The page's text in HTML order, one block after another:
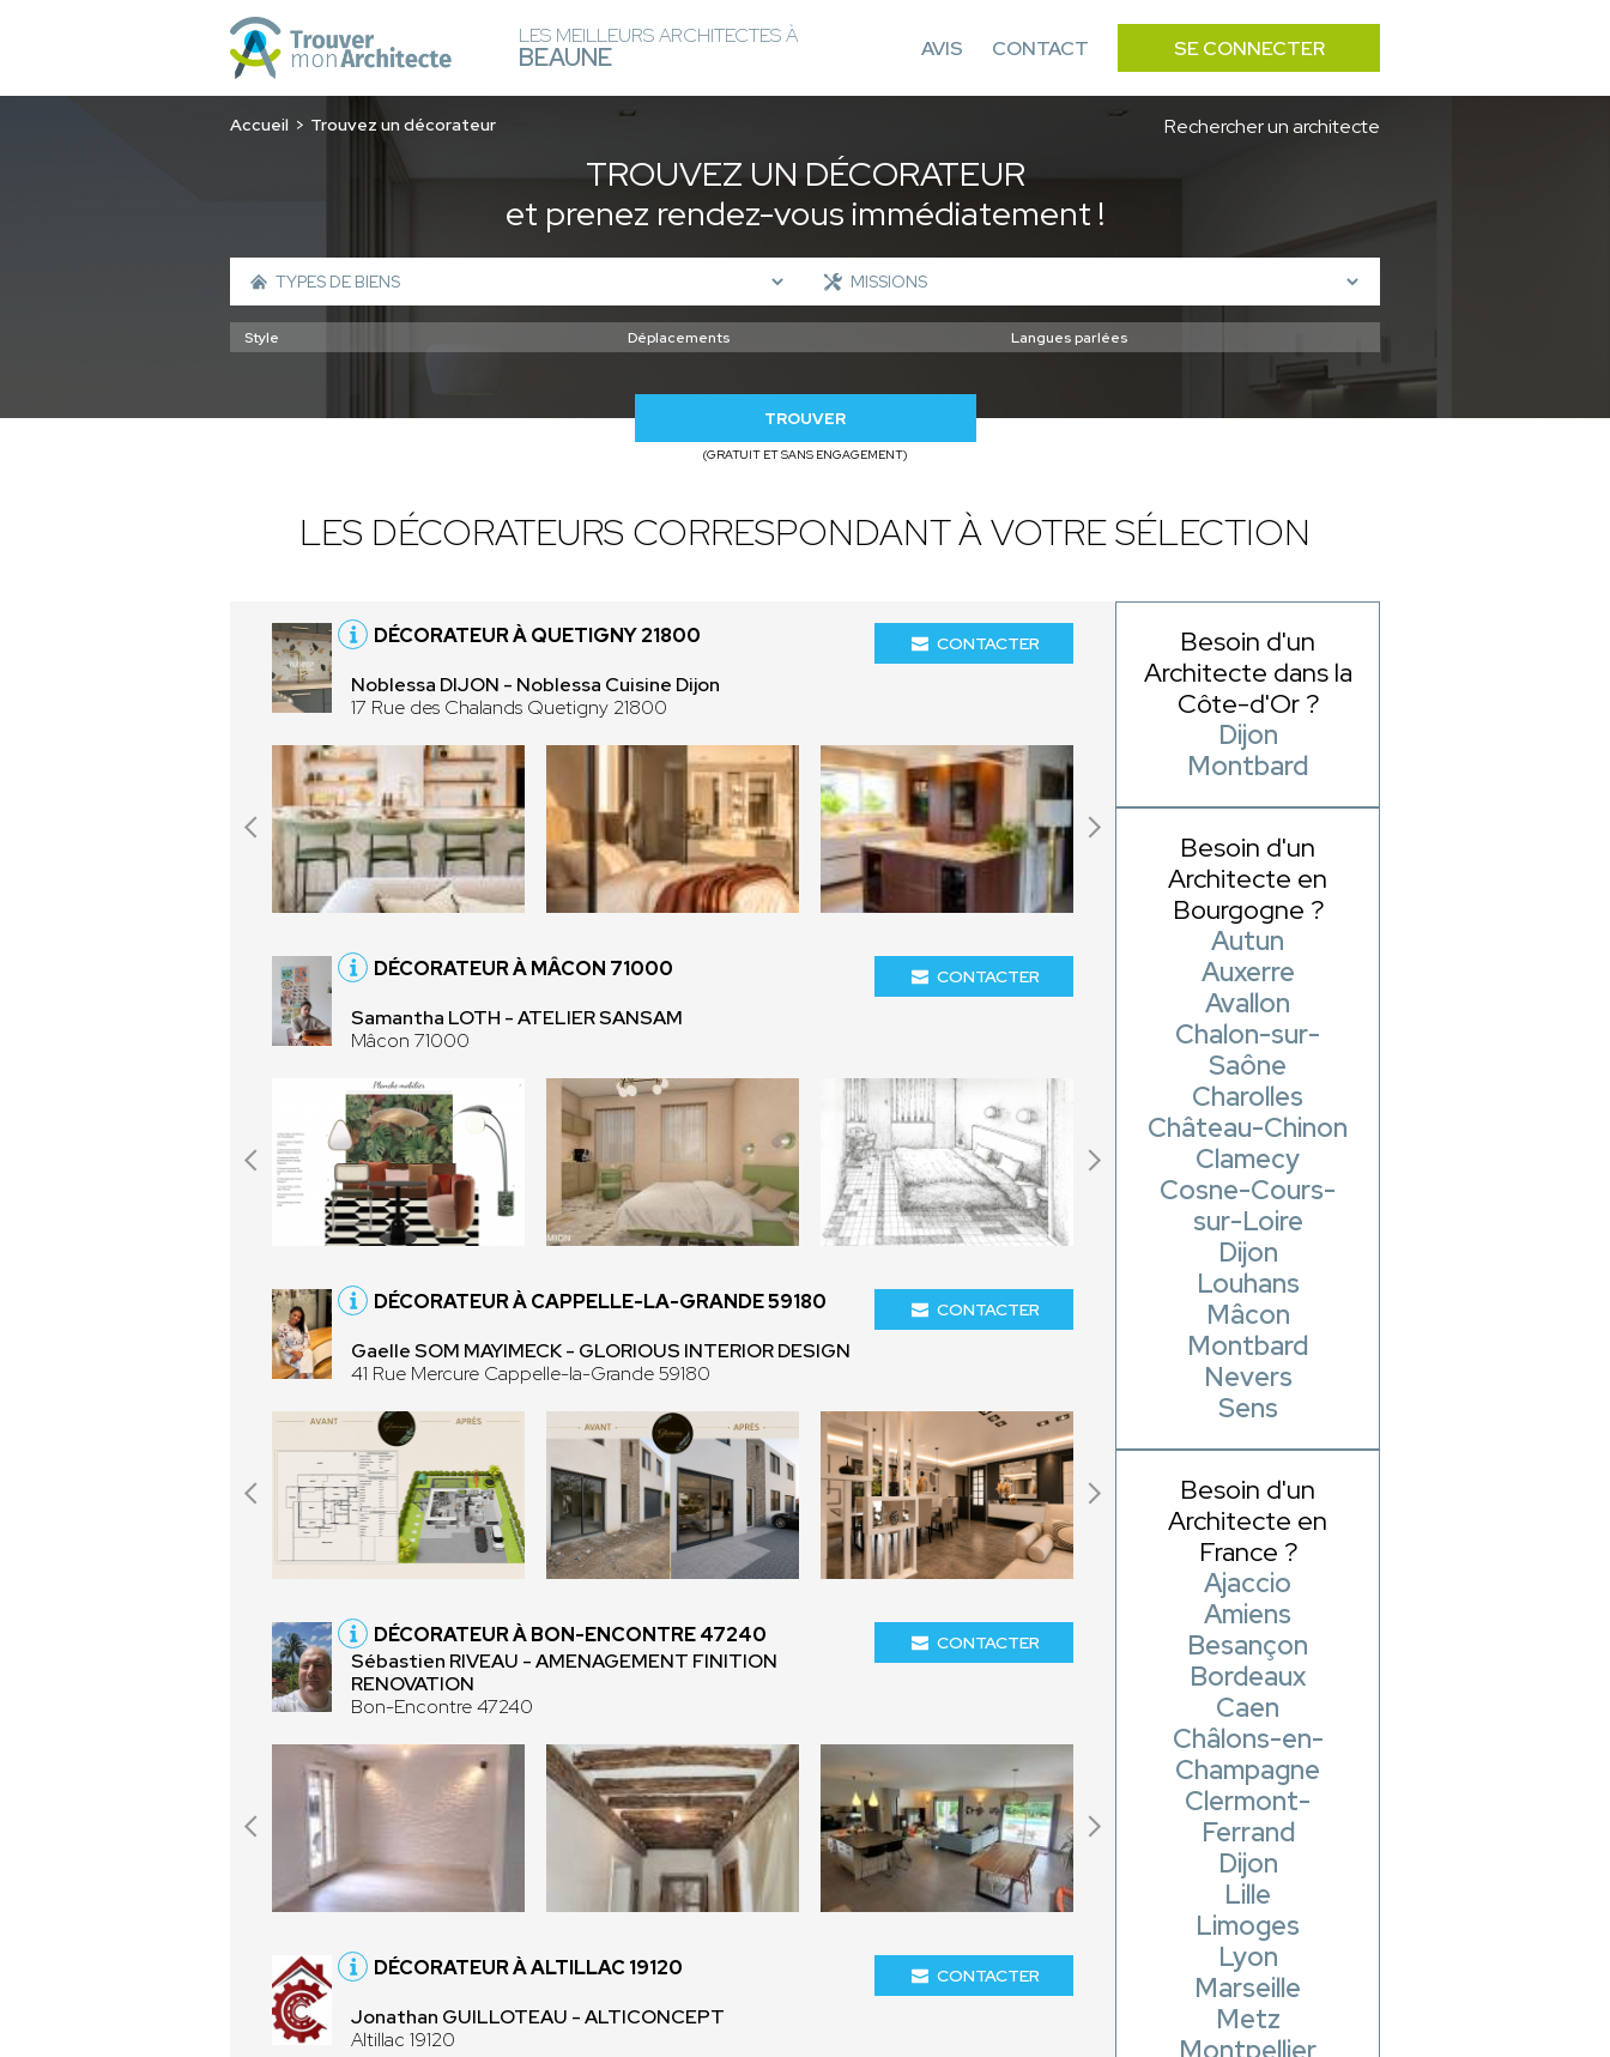
LES MEILLEURS ARCHITECTES À
BEAUNE AVIS CONTACT SE CONNECTER
Accueil Trouvez un décorateur Rechercher un architecte
TROUVEZ UN DÉCORATEUR
et prenez rendez-vous immédiatement !
TROUVER
(GRATUIT ET SANS ENGAGEMENT)
LES DÉCORATEURS CORRESPONDANT À VOTRE SÉLECTION
DÉCORATEUR À QUETIGNY 21800
Noblessa DIJON - Noblessa Cuisine Dijon
17 Rue des Chalands Quetigny 21800
CONTACTER
DÉCORATEUR À MÂCON 71000
Samantha LOTH - ATELIER SANSAM
Mâcon 71000
CONTACTER
DÉCORATEUR À CAPPELLE-LA-GRANDE 59180
Gaelle SOM MAYIMECK - GLORIOUS INTERIOR DESIGN
41 Rue Mercure Cappelle-la-Grande 59180
CONTACTER
DÉCORATEUR À BON-ENCONTRE 47240
Sébastien RIVEAU - AMENAGEMENT FINITION
RENOVATION
Bon-Encontre 47240
CONTACTER
DÉCORATEUR À ALTILLAC 19120
Jonathan GUILLOTEAU - ALTICONCEPT
Altillac 19120
CONTACTER
Besoin d'un
Architecte dans la
Côte-d'Or ?
Dijon
Montbard
Besoin d'un
Architecte en
Bourgogne ?
Autun
Auxerre
Avallon
Chalon-sur-
Saône
Charolles
Château-Chinon
Clamecy
Cosne-Cours-
sur-Loire
Dijon
Louhans
Mâcon
Montbard
Nevers
Sens
Besoin d'un
Architecte en
France ?
Ajaccio
Amiens
Besançon
Bordeaux
Caen
Châlons-en-
Champagne
Clermont-
Ferrand
Dijon
Lille
Limoges
Lyon
Marseille
Metz